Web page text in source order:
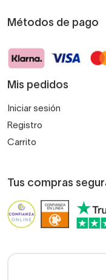
Métodos de pago
Mis pedidos
Iniciar sesión
Registro
Carrito
Tus compras